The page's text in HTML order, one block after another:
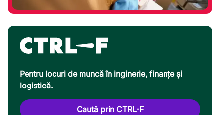
Pentru locuri de muncă în inginerie, finanțe și
logistică.
Caută prin CTRL-F